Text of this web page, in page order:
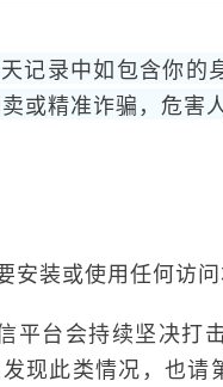
记录中如包含你的
或精准诈骗，危害
安装或使用任何访
平台会持续坚决打
现此类情况，也请